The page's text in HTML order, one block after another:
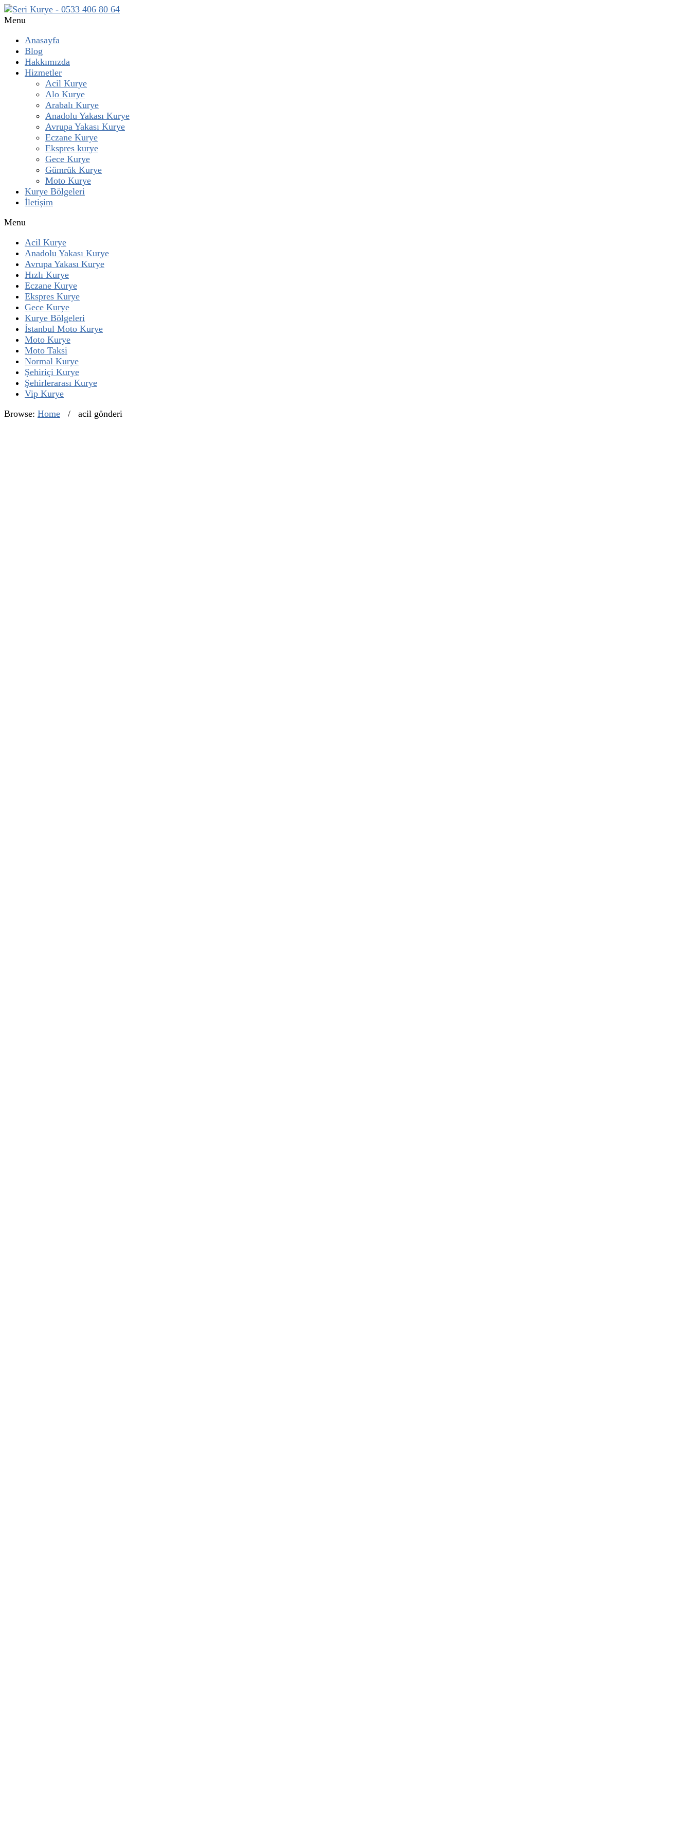
Menu
Anasayfa
Blog
Hakkımızda
Hizmetler
Acil Kurye
Alo Kurye
Arabalı Kurye
Anadolu Yakası Kurye
Avrupa Yakası Kurye
Eczane Kurye
Ekspres kurye
Gece Kurye
Gümrük Kurye
Moto Kurye
Kurye Bölgeleri
İletişim
Menu
Acil Kurye
Anadolu Yakası Kurye
Avrupa Yakası Kurye
Hızlı Kurye
Eczane Kurye
Ekspres Kurye
Gece Kurye
Kurye Bölgeleri
İstanbul Moto Kurye
Moto Kurye
Moto Taksi
Normal Kurye
Şehiriçi Kurye
Şehirlerarası Kurye
Vip Kurye
Browse: Home / acil gönderi